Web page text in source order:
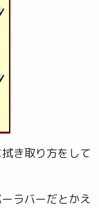
き取り方をして
ラバーだとかえ